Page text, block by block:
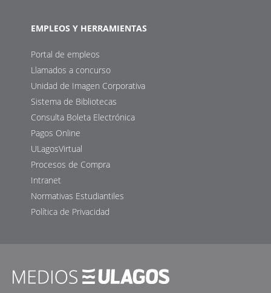
EMPLEOS Y HERRAMIENTAS
Portal de empleos
Llamados a concurso
Unidad de Imagen Corporativa
Sistema de Bibliotecas
Consulta Boleta Electrónica
Pagos Online
ULagosVirtual
Procesos de Compra
Intranet
Normativas Estudiantiles
Política de Privacidad